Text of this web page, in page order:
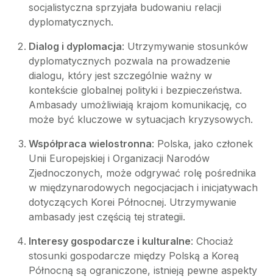
socjalistyczna sprzyjała budowaniu relacji
dyplomatycznych.
Dialog i dyplomacja: Utrzymywanie stosunków
dyplomatycznych pozwala na prowadzenie
dialogu, który jest szczególnie ważny w
kontekście globalnej polityki i bezpieczeństwa.
Ambasady umożliwiają krajom komunikację, co
może być kluczowe w sytuacjach kryzysowych.
Współpraca wielostronna: Polska, jako członek
Unii Europejskiej i Organizacji Narodów
Zjednoczonych, może odgrywać rolę pośrednika
w międzynarodowych negocjacjach i inicjatywach
dotyczących Korei Północnej. Utrzymywanie
ambasady jest częścią tej strategii.
Interesy gospodarcze i kulturalne: Chociaż
stosunki gospodarcze między Polską a Koreą
Północną są ograniczone, istnieją pewne aspekty